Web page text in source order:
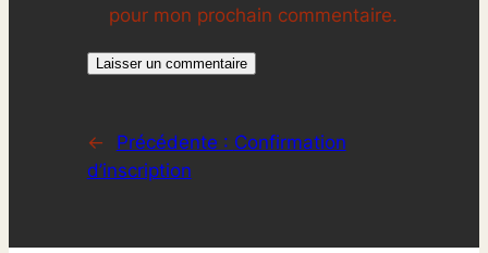
pour mon prochain commentaire.
← Précédente : Confirmation
d’inscription